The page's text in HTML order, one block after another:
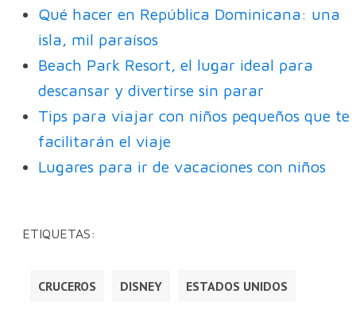
Qué hacer en República Dominicana: una
isla, mil paraísos
Beach Park Resort, el lugar ideal para
descansar y divertirse sin parar
Tips para viajar con niños pequeños que te
facilitarán el viaje
Lugares para ir de vacaciones con niños
ETIQUETAS:
CRUCEROS DISNEY ESTADOS UNIDOS